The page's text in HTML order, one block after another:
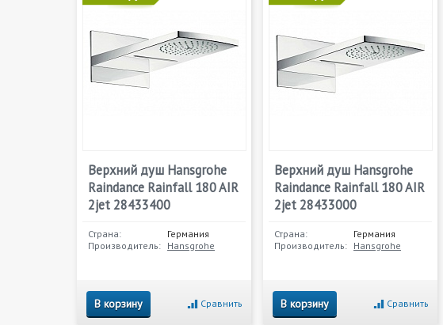
Верхний душ Hansgrohe
Raindance Rainfall 180 AIR
2jet 28433400
Страна:
Германия
Производитель: Hansgrohe
В корзину Сравнить
Верхний душ Hansgrohe
Raindance Rainfall 180 AIR
2jet 28433000
Страна:
Германия
Производитель: Hansgrohe
В корзину Сравнить